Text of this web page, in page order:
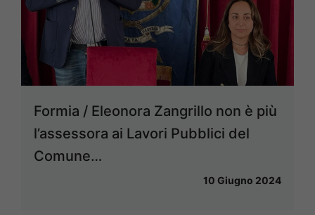
Formia / Eleonora Zangrillo non è più
l’assessora ai Lavori Pubblici del
Comune…
10 Giugno 2024